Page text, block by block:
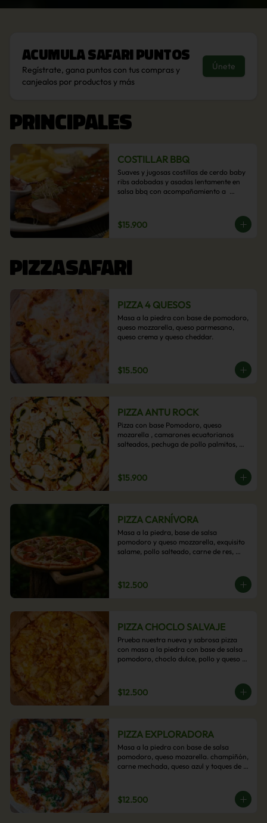
AcumulaSafari Puntos
Regístrate, gana puntos con tus compras y
canjealos por productos y más
Únete
PRINCIPALES
COSTILLAR BBQ
Suaves y jugosas costillas de cerdo baby
ribs adobadas y asadas lentamente en
salsa bbq con acompañamiento a
salteadas, Papas parmentier, Papas
fritas, Arroz blanco.
$15.900
PIZZASAFARI
PIZZA 4 QUESOS
Masa a la piedra con base de pomodoro,
queso mozzarella, queso parmesano,
queso crema y queso cheddar.
$15.500
PIZZA ANTU ROCK
Pizza con base Pomodoro, queso
mozarella , camarones ecuatorianos
salteados, pechuga de pollo palmitos,
$15.900
PIZZA CARNÍVORA
Masa a la piedra, base de salsa
pomodoro y queso mozzarella, exquisito
salame, pollo salteado, carne de res,
$12.500
PIZZA CHOCLO SALVAJE
Prueba nuestra nueva y sabrosa pizza
con masa a la piedra con base de salsa
pomodoro, choclo dulce, pollo y queso
$12.500
PIZZA EXPLORADORA
Masa a la piedra con base de salsa
pomodoro, queso mozarella. champiñón,
carne mechada, queso azul y toques de
$12.500